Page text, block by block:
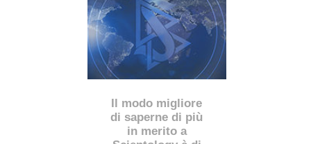
Il modo migliore
di saperne di più
in merito a